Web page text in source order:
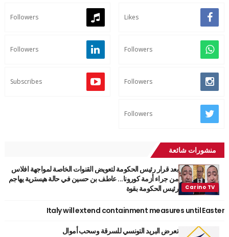
Likes
Followers
Followers
Followers
Followers
Subscribes
Followers
منشورات شائعة
بعد قرار رئيس الحكومة لتعويض القنوات الخاصة لمواجهة افلاس
من جراء أزمة كورونا... عاطف بن حسين في حالة هيسترية يهاجم
رئيس الحكومة بقوة
Italy will extend containment measures until Easter
تعرض البريد التونسي للسرقة وسحب أموال